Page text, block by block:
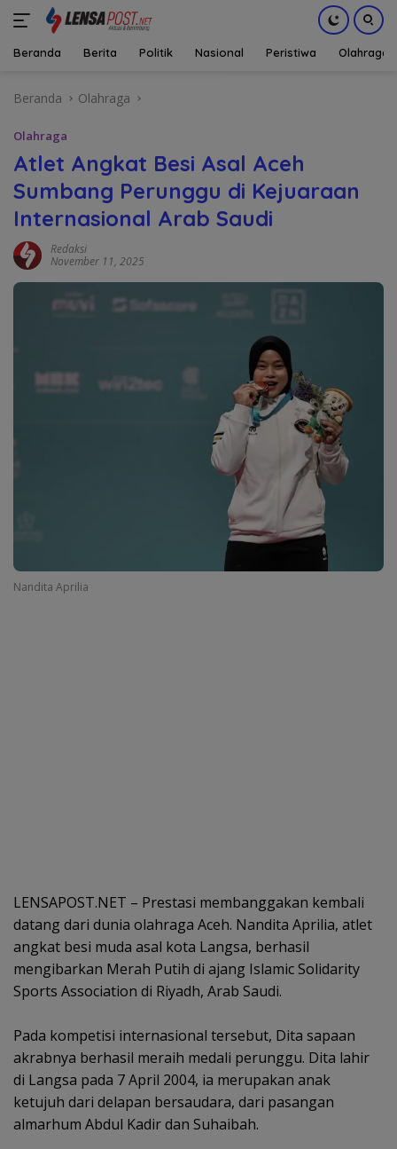
Beranda Berita Politik Nasional Peristiwa Olahraga
Beranda Olahraga
Olahraga
Atlet Angkat Besi Asal Aceh
Sumbang Perunggu di Kejuaraan
Internasional Arab Saudi
Redaksi
November 11, 2025
Nandita Aprilia
LENSAPOST.NET – Prestasi membanggakan kembali
datang dari dunia olahraga Aceh. Nandita Aprilia, atlet
angkat besi muda asal kota Langsa, berhasil
mengibarkan Merah Putih di ajang Islamic Solidarity
Sports Association di Riyadh, Arab Saudi.
‎Pada kompetisi internasional tersebut, Dita sapaan
akrabnya berhasil meraih medali perunggu. Dita lahir
di Langsa pada 7 April 2004, ia merupakan anak
ketujuh dari delapan bersaudara, dari pasangan
almarhum Abdul Kadir dan Suhaibah.